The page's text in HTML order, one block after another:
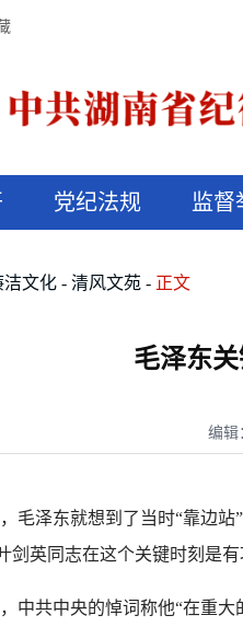
党纪法规 监督
洁文化 清风文苑 正文
毛泽东
编辑
毛泽东就想到了当时“靠边站
剑英同志在这个关键时刻是
中共中央的悼词称他“在重